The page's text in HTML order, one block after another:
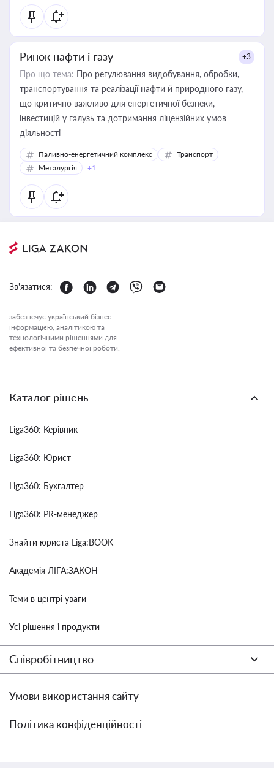
Ринок нафти і газу +3
Про що тема: Про регулювання видобування, обробки,
транспортування та реалізації нафти й природного газу,
що критично важливо для енергетичної безпеки,
інвестицій у галузь та дотримання ліцензійних умов
діяльності
Паливно-енергетичний комплекс
Транспорт
Металургія
+1
Зв'язатися:
забезпечує український бізнес
інформацією, аналітикою та
технологічними рішеннями для
ефективної та безпечної роботи.
Каталог рішень
Liga360: Керівник
Liga360: Юрист
Liga360: Бухгалтер
Liga360: PR-менеджер
Знайти юриста Liga:BOOK
Академія ЛІГА:ЗАКОН
Теми в центрі уваги
Усі рішення і продукти
Співробітництво
Умови використання сайту
Політика конфіденційності